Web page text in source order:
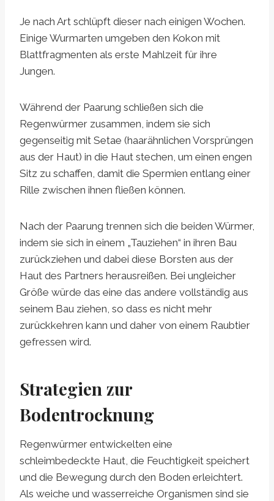
Je nach Art schlüpft dieser nach einigen Wochen.
Einige Wurmarten umgeben den Kokon mit
Blattfragmenten als erste Mahlzeit für ihre
Jungen.
Während der Paarung schließen sich die
Regenwürmer zusammen, indem sie sich
gegenseitig mit Setae (haarähnlichen Vorsprüngen
aus der Haut) in die Haut stechen, um einen engen
Sitz zu schaffen, damit die Spermien entlang einer
Rille zwischen ihnen fließen können.
Nach der Paarung trennen sich die beiden Würmer,
indem sie sich in einem „Tauziehen“ in ihren Bau
zurückziehen und dabei diese Borsten aus der
Haut des Partners herausreißen. Bei ungleicher
Größe würde das eine das andere vollständig aus
seinem Bau ziehen, so dass es nicht mehr
zurückkehren kann und daher von einem Raubtier
gefressen wird.
Strategien zur
Bodentrocknung
Regenwürmer entwickelten eine
schleimbedeckte Haut, die Feuchtigkeit speichert
und die Bewegung durch den Boden erleichtert.
Als weiche und wasserreiche Organismen sind sie